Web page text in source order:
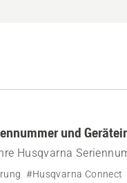
und
Husqvarna
und wie Sie auf
#Husqvarna Connect